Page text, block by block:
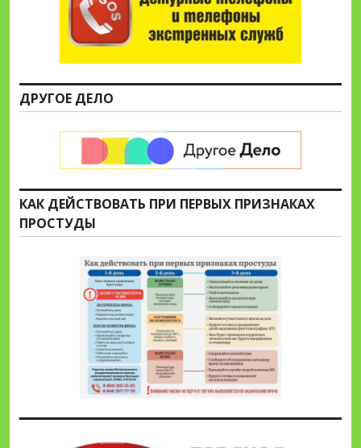
ДРУГОЕ ДЕЛО
КАК ДЕЙСТВОВАТЬ ПРИ ПЕРВЫХ ПРИЗНАКАХ
ПРОСТУДЫ